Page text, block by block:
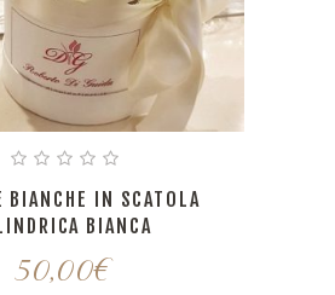
BIANCHE IN SCATOLA
BIANCA
50,00€